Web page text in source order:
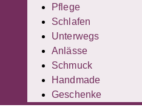
Pflege
Schlafen
Unterwegs
Anlässe
Schmuck
Handmade
Geschenke